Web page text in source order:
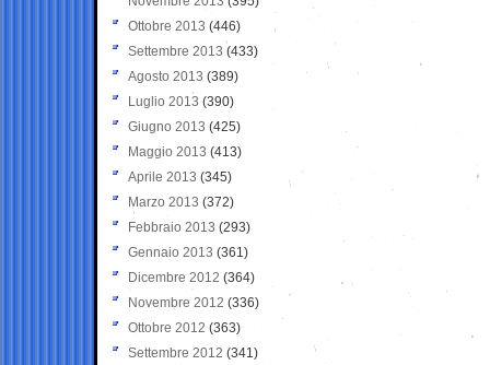
Ottobre 2013 (446)
Settembre 2013 (433)
Agosto 2013 (389)
Luglio 2013 (390)
Giugno 2013 (425)
Maggio 2013 (413)
Aprile 2013 (345)
Marzo 2013 (372)
Febbraio 2013 (293)
Gennaio 2013 (361)
Dicembre 2012 (364)
Novembre 2012 (336)
Ottobre 2012 (363)
Settembre 2012 (341)